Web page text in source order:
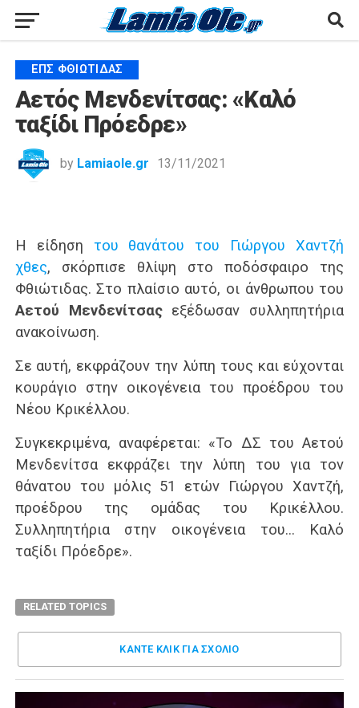
ΕΠΣ ΦΘΙΏΤΙΔΑΣ
Αετός Μενδενίτσας: «Καλό
ταξίδι Πρόεδρε»
by Lamiaole.gr 13/11/2021
Η είδηση του θανάτου του Γιώργου Χαντζή
χθες, σκόρπισε θλίψη στο ποδόσφαιρο της
Φθιώτιδας. Στο πλαίσιο αυτό, οι άνθρωπου του
Αετού Μενδενίτσαςεξέδωσαν συλληπητήρια
ανακοίνωση.
Σε αυτή, εκφράζουν την λύπη τους και εύχονται
κουράγιο στην οικογένεια του προέδρου του
Νέου Κρικέλλου.
Συγκεκριμένα, αναφέρεται: «Το ΔΣ του Αετού
Μενδενίτσα εκφράζει την λύπη του για τον
θάνατου του μόλις 51 ετών Γιώργου Χαντζή,
προέδρου της ομάδας του Κρικέλλου.
Συλληπητήρια στην οικογένεια του… Καλό
ταξίδι Πρόεδρε».
RELATED TOPICS
ΚΑΝΤΕ ΚΛΊΚ ΓΙΑ ΣΧΌΛΙΟ